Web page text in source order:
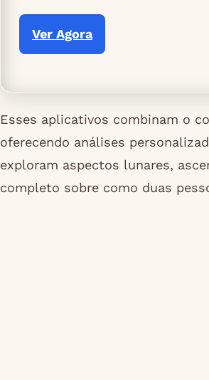
Ver Agora
Esses aplicativos combinam o
oferecendo análises
exploram aspectos lunares,
completo sobre como duas